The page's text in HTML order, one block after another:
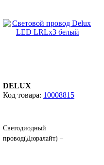
декоративной подсветки
деревьев, зданий и других
DELUX
10008815
Светодиодный
провод(Дюралайт) –